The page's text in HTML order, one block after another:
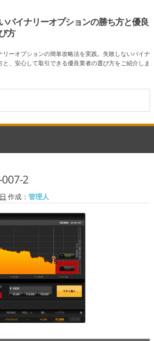
バイナリーオプションの勝ち方と優良
方
リーオプションの簡単攻略法を実践。失敗しないバイナ
と、安心して取引できる優良業者の選び方をご紹介しま
ラリア
オプション
のしかた
る
2
作成： 管理人